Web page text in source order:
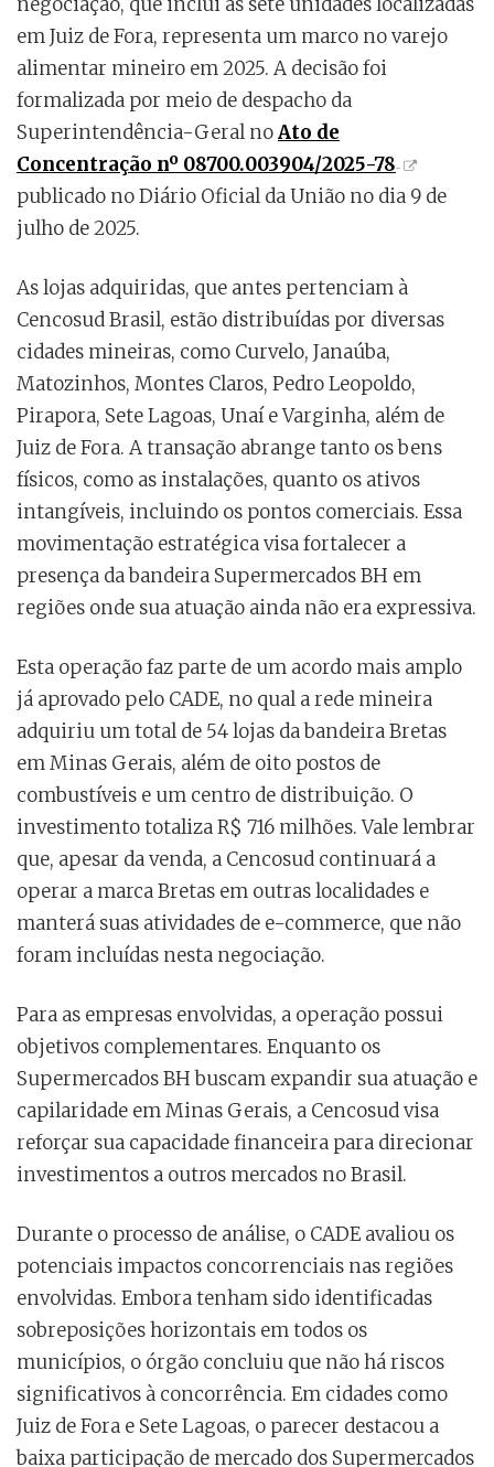
em Juiz de Fora, representa um marco no varejo
alimentar mineiro em 2025. A decisão foi
formalizada por meio de despacho da
Superintendência-Geral noAto de
Concentração nº 08700.003904/2025-78
publicado no Diário Oficial da União no dia 9 de
julho de 2025.
As lojas adquiridas, que antes pertenciam à
Cencosud Brasil, estão distribuídas por diversas
cidades mineiras, como Curvelo, Janaúba,
Matozinhos, Montes Claros, Pedro Leopoldo,
Pirapora, Sete Lagoas, Unaí e Varginha, além de
Juiz de Fora. A transação abrange tanto os bens
físicos, como as instalações, quanto os ativos
intangíveis, incluindo os pontos comerciais. Essa
movimentação estratégica visa fortalecer a
presença da bandeira Supermercados BH em
regiões onde sua atuação ainda não era expressiva.
Esta operação faz parte de um acordo mais amplo
já aprovado pelo CADE, no qual a rede mineira
adquiriu um total de 54 lojas da bandeira Bretas
em Minas Gerais, além de oito postos de
combustíveis e um centro de distribuição. O
investimento totaliza R$ 716 milhões. Vale lembrar
que, apesar da venda, a Cencosud continuará a
operar a marca Bretas em outras localidades e
manterá suas atividades de e-commerce, que não
foram incluídas nesta negociação.
Para as empresas envolvidas, a operação possui
objetivos complementares. Enquanto os
Supermercados BH buscam expandir sua atuação e
capilaridade em Minas Gerais, a Cencosud visa
reforçar sua capacidade financeira para direcionar
investimentos a outros mercados no Brasil.
Durante o processo de análise, o CADE avaliou os
potenciais impactos concorrenciais nas regiões
envolvidas. Embora tenham sido identificadas
sobreposições horizontais em todos os
municípios, o órgão concluiu que não há riscos
significativos à concorrência. Em cidades como
Juiz de Fora e Sete Lagoas, o parecer destacou a
baixa participação de mercado dos Supermercados